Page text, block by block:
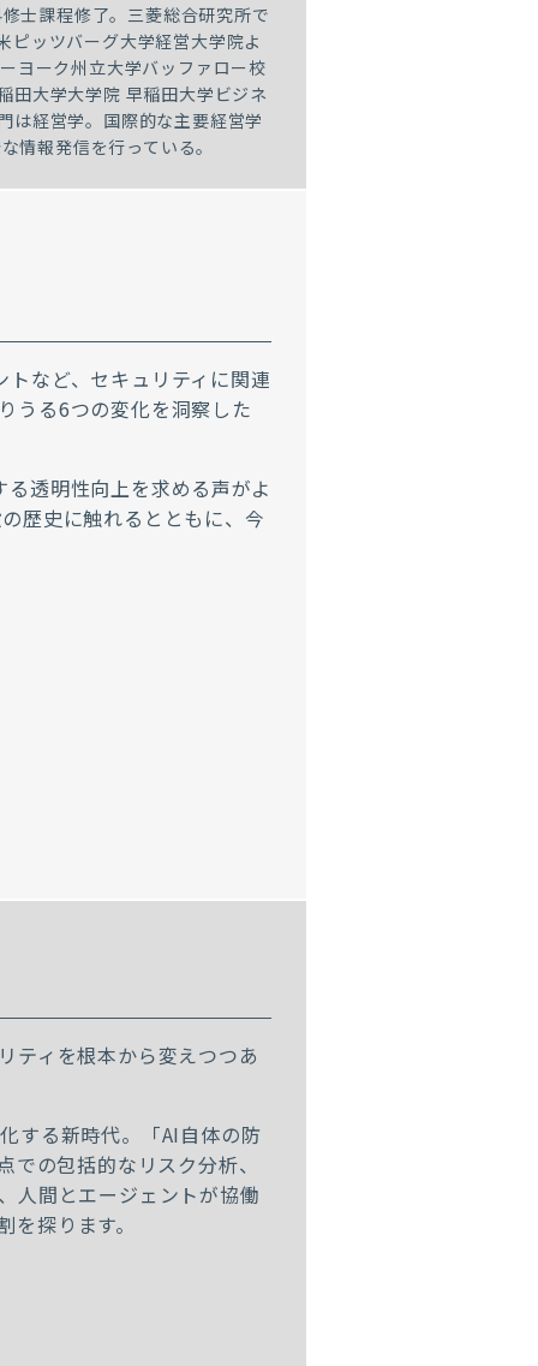
士課程修了。三菱総合研究所で
ピッツバーグ大学経営大学院よ
ヨーク州立大学バッファロー校
田大学大学院 早稲田大学ビジネ
は経営学。国際的な主要経営学
情報発信を行っている。
など、セキュリティに関連
うる6つの変化を洞察した
透明性向上を求める声がよ
歴史に触れるとともに、今
ティを根本から変えつつあ
する新時代。「AI自体の防
の包括的なリスク分析、
人間とエージェントが協働
探ります。